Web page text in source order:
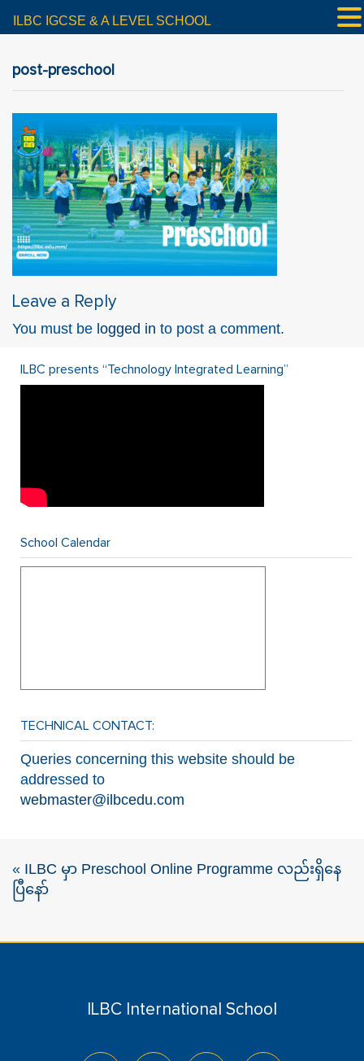
post-preschool
Leave a Reply
You must be logged in to post a comment.
ILBC presents “Technology Integrated Learning”
School Calendar
TECHNICAL CONTACT:
Queries concerning this website should be
addressed to
webmaster@ilbcedu.com
« ILBC မှာ Preschool Online Programme လည်းရှိနေ
ပြီနော်
ILBC International School
ILBC IGCSE & A LEVEL SCHOOL